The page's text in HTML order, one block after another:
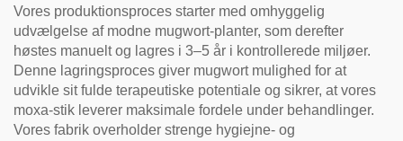
Vores produktionsproces starter med omhyggelig
udvælgelse af modne mugwort-planter, som derefter
høstes manuelt og lagres i 3–5 år i kontrollerede miljøer.
Denne lagringsproces giver mugwort mulighed for at
udvikle sit fulde terapeutiske potentiale og sikrer, at vores
moxa-stik leverer maksimale fordele under behandlinger.
Vores fabrik overholder strenge hygiejne- og